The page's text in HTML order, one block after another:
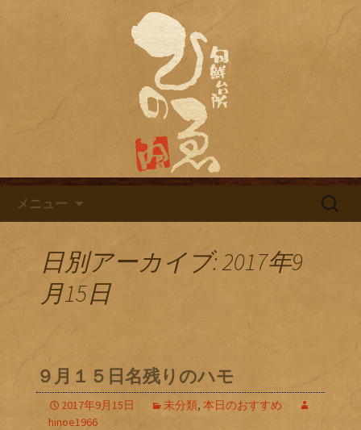
名古屋市栄にある居酒屋「旬鮮
台所ひのゑ」のブログ
名古屋市栄にある居酒屋「旬鮮台所ひ
のゑ（ひのえ）」。豊富な焼酎と海鮮
料理を中心とした、お酒に合う肴を楽
しめるお店です。季節で変わるおすす
めメニューや日替わりランチの新着情
報を随時更新中。
メニュー
検
日別アーカイブ: 2017年9
月15日
９月１５日名残りのハモ
2017年9月15日 未分類, 本日のおすすめ
hinoe1966